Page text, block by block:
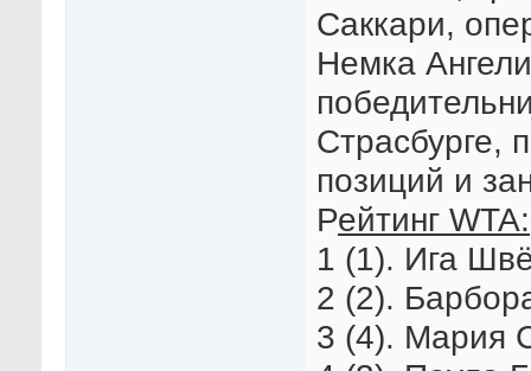
Саккари,
Немка
Страсбурге,
позиций и
Рейтинг WTA:
1 (1). Ига
2 (2).
3 (4). Мария